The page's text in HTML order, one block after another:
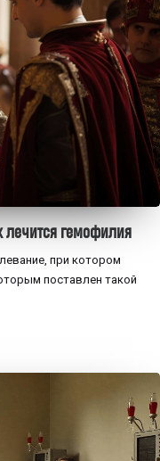
лечится гемофилия
при котором
поставлен такой